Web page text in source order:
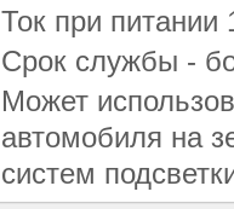
Ток при
Срок службы -
Может
автомобиля на
систем